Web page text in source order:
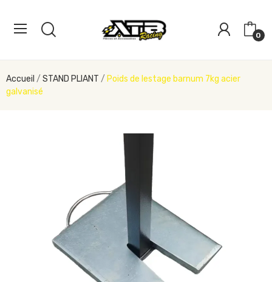
0
Accueil STAND PLIANT
Poids de lestage barnum 7kg acier
galvanisé